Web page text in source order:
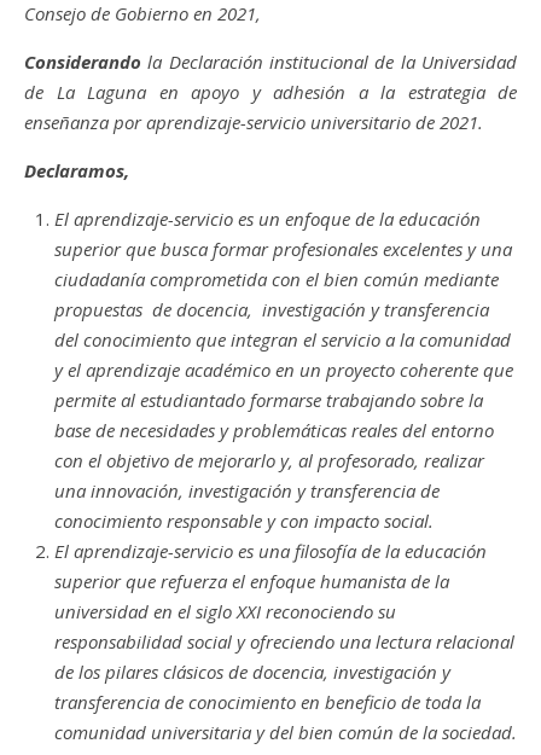
Consejo de Gobierno en 2021,
Considerando la Declaración institucional de la Universidad
de La Laguna en apoyo y adhesión a la estrategia de
enseñanza por aprendizaje-servicio universitario de 2021.
Declaramos,
El aprendizaje-servicio es un enfoque de la educación
superior que busca formar profesionales excelentes y una
ciudadanía comprometida con el bien común mediante
propuestas de docencia, investigación y transferencia
del conocimiento que integran el servicio a la comunidad
y el aprendizaje académico en un proyecto coherente que
permite al estudiantado formarse trabajando sobre la
base de necesidades y problemáticas reales del entorno
con el objetivo de mejorarlo y, al profesorado, realizar
una innovación, investigación y transferencia de
conocimiento responsable y con impacto social.
El aprendizaje-servicio es una filosofía de la educación
superior que refuerza el enfoque humanista de la
universidad en el siglo XXI reconociendo su
responsabilidad social y ofreciendo una lectura relacional
de los pilares clásicos de docencia, investigación y
transferencia de conocimiento en beneficio de toda la
comunidad universitaria y del bien común de la sociedad.